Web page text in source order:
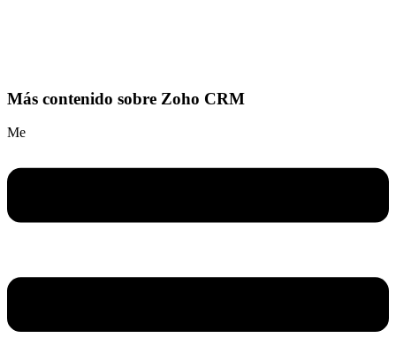
Más contenido sobre Zoho CRM
Me